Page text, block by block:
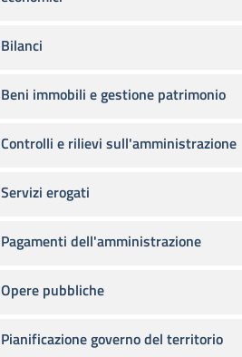
Bilanci
Beni immobili e gestione patrimonio
Controlli e rilievi sull'amministrazione
Servizi erogati
Pagamenti dell'amministrazione
Opere pubbliche
Pianificazione governo del territorio